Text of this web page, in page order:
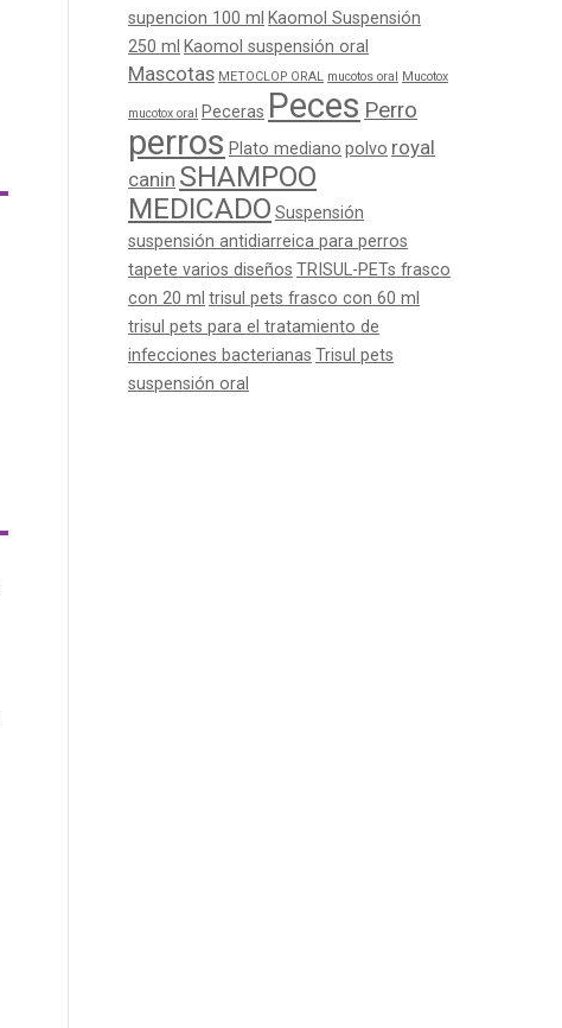
supencion 100 ml Kaomol Suspensión
250 ml Kaomol suspensión oral
Mascotas METOCLOP ORAL mucotos oral Mucotox
mucotox oral Peceras Peces Perro
perros Plato mediano polvo royal
canin SHAMPOO
MEDICADO Suspensión
suspensión antidiarreica para perros
tapete varios diseños TRISUL-PETs frasco
con 20 ml trisul pets frasco con 60 ml
trisul pets para el tratamiento de
infecciones bacterianas Trisul pets
suspensión oral